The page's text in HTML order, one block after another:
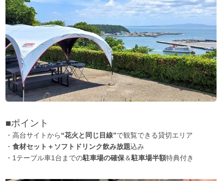
■ポイント
・高台サイトから“花火と同じ目線”で観覧できる貸切エリア
・食材セット＋ソフトドリンク飲み放題込み
・1テーブル車1台までの駐車場の確保＆駐車場半額特典付き